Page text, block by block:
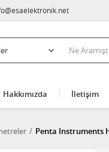
Hakkımızda İletişim
Penta Instruments